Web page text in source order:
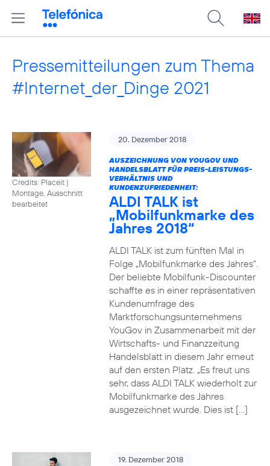
Pressemitteilungen zum Thema
#Internet_der_Dinge 2021
Credits: Placeit |
Montage, Ausschnitt
bearbeitet
20. Dezember 2018
AUSZEICHNUNG VON YOUGOV UND
HANDELSBLATT FÜR PREIS-LEISTUNGS-
VERHÄLTNIS UND
KUNDENZUFRIEDENHEIT:
ALDI TALK ist
„Mobilfunkmarke des
Jahres 2018“
ALDI TALK ist zum fünften Mal in
Folge „Mobilfunkmarke des Jahres“.
Der beliebte Mobilfunk-Discounter
schaffte es in einer repräsentativen
Kundenumfrage des
Marktforschungsunternehmens
YouGov in Zusammenarbeit mit der
Wirtschafts- und Finanzzeitung
Handelsblatt in diesem Jahr erneut
auf den ersten Platz. „Es freut uns
sehr, dass ALDI TALK wiederholt zur
Mobilfunkmarke des Jahres
ausgezeichnet wurde. Dies ist […]
19. Dezember 2018